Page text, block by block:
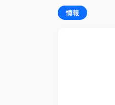
情報